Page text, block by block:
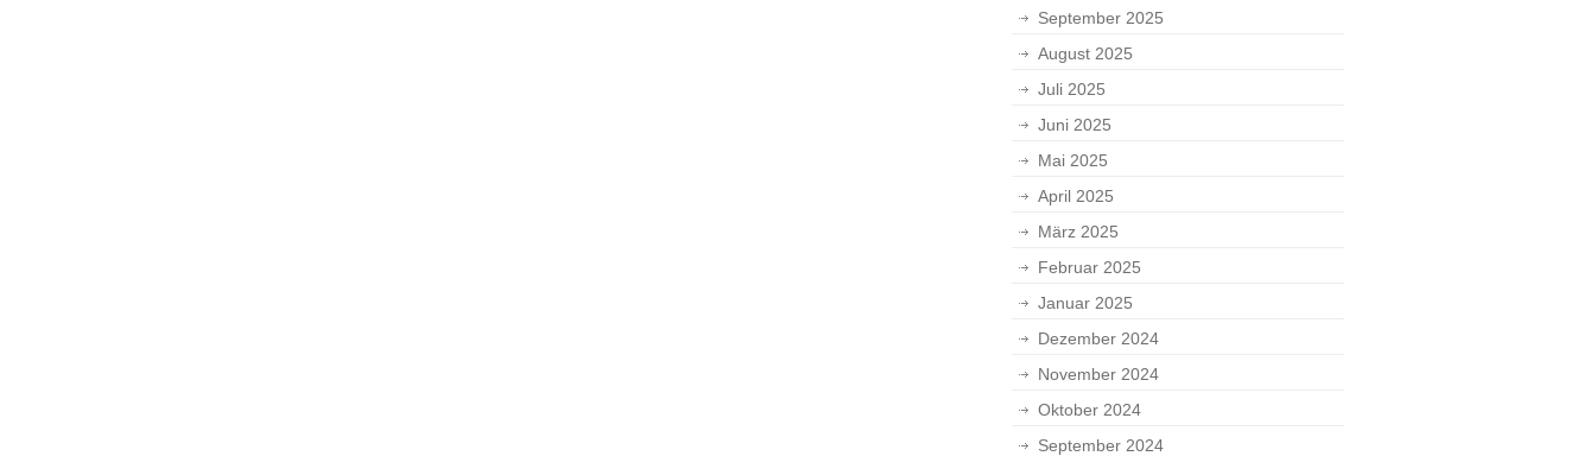
September 2025
August 2025
Juli 2025
Juni 2025
Mai 2025
April 2025
März 2025
Februar 2025
Januar 2025
Dezember 2024
November 2024
Oktober 2024
September 2024